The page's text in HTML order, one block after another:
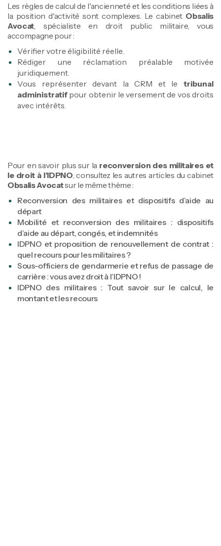
Les règles de calcul de l'ancienneté et les conditions liées à
la position d'activité sont complexes. Le cabinet Obsalis
Avocat, spécialiste en droit public militaire, vous
accompagne pour :
Vérifier votre éligibilité réelle.
Rédiger une réclamation préalable motivée
juridiquement.
Vous représenter devant la CRM et le tribunal
administratif pour obtenir le versement de vos droits
avec intérêts.
Pour en savoir plus sur la reconversion des militaires et
le droit à l’IDPNO, consultez les autres articles du cabinet
Obsalis Avocatsur le même thème :
Reconversion des militaires et dispositifs d’aide au
départ
Mobilité et reconversion des militaires : dispositifs
d’aide au départ, congés, et indemnités
IDPNO et proposition de renouvellement de contrat :
quel recours pour les militaires ?
Sous-officiers de gendarmerie et refus de passage de
carrière : vous avez droit à l’IDPNO !
IDPNO des militaires : Tout savoir sur le calcul, le
montant et les recours